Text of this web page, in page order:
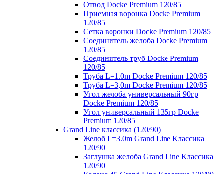
Отвод Docke Premium 120/85
Приемная воронка Docke Premium
120/85
Сетка воронки Docke Premium 120/85
Соединитель желоба Docke Premium
120/85
Соединитель труб Docke Premium
120/85
Труба L=1.0m Docke Premium 120/85
Труба L=3,0m Docke Premium 120/85
Угол желоба универсальный 90гр
Docke Premium 120/85
Угол универсальный 135гр Docke
Premium 120/85
Grand Line классика (120/90)
Желоб L=3.0m Grand Line Классика
120/90
Заглушка желоба Grand Line Классика
120/90